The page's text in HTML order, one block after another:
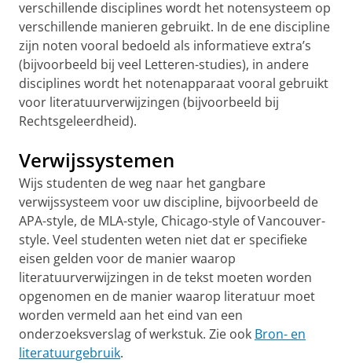
verschillende disciplines wordt het notensysteem op
verschillende manieren gebruikt. In de ene discipline
zijn noten vooral bedoeld als informatieve extra’s
(bijvoorbeeld bij veel Letteren-studies), in andere
disciplines wordt het notenapparaat vooral gebruikt
voor literatuurverwijzingen (bijvoorbeeld bij
Rechtsgeleerdheid).
Verwijssystemen
Wijs studenten de weg naar het gangbare
verwijssysteem voor uw discipline, bijvoorbeeld de
APA-style, de MLA-style, Chicago-style of Vancouver-
style. Veel studenten weten niet dat er specifieke
eisen gelden voor de manier waarop
literatuurverwijzingen in de tekst moeten worden
opgenomen en de manier waarop literatuur moet
worden vermeld aan het eind van een
onderzoeksverslag of werkstuk. Zie ook Bron- en
literatuurgebruik.